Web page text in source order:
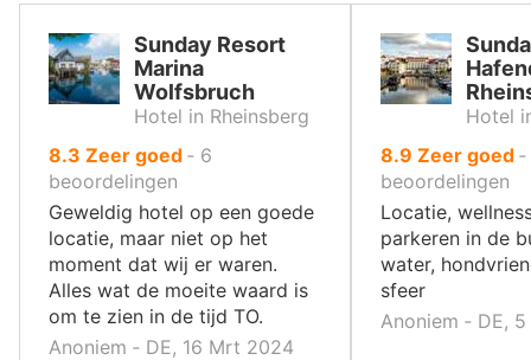
Sunday Resort
Marina
Wolfsbruch
Hotel in Rheinsberg
8.3 uit
10
,
Zeer goed ‐ 6
beoordelingen
Geweldig hotel op een goede
locatie, maar niet op het
moment dat wij er waren.
Alles wat de moeite waard is
om te zien in de tijd TO.
Anoniem ‐ DE, 16 Mrt 2024
Hotel
8.9 uit
10
,
Zeer goed ‐
beoordelingen
Locatie,
parkeren in de
water,
sfeer
Anoniem ‐ DE,